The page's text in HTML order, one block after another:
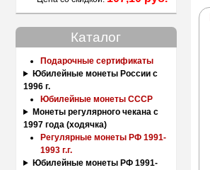
Каталог
Подарочные сертификаты
Юбилейные монеты России с
1996 г.
Юбилейные монеты СССР
Монеты регулярного чекана с
1997 года (ходячка)
Регулярные монеты РФ 1991-
1993 г.г.
Юбилейные монеты РФ 1991-